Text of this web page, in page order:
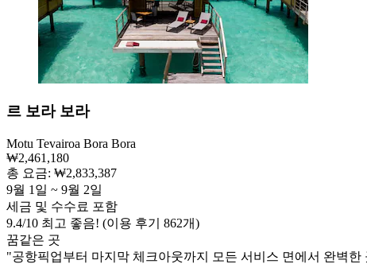
르 보라 보라
Motu Tevairoa Bora Bora
₩2,461,180
총 요금: ₩2,833,387
9월 1일 ~ 9월 2일
세금 및 수수료 포함
9.4/10 최고 좋음! (이용 후기 862개)
꿈같은 곳
"공항픽업부터 마지막 체크아웃까지 모든 서비스 면에서 완벽